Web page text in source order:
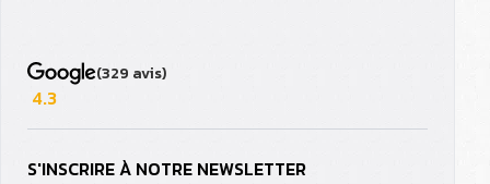
(329 avis)
4.3
S'INSCRIRE À NOTRE NEWSLETTER